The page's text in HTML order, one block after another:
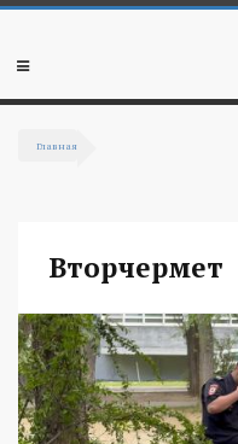
Перейти к основному содержанию
Мобильное
Главная
Вторчермет